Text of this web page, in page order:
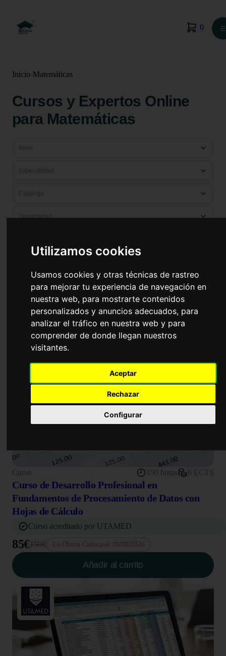
Utilizamos cookies
Usamos cookies y otras técnicas de rastreo
para mejorar tu experiencia de navegación en
nuestra web, para mostrarte contenidos
personalizados y anuncios adecuados, para
analizar el tráfico en nuestra web y para
comprender de donde llegan nuestros
visitantes.
Aceptar
Rechazar
Configurar
0 ☰
Inicio ›Matemáticas
Cursos y Expertos Online
para Matemáticas
Especialidad
Catálogo
Universidad
Formación puntuable para OPEs
docentes y bolsas de empleo en
Matemáticas
Curso 150 horas 6 ECTS
Curso de Desarrollo Profesional en
Fundamentos de Procesamiento de Datos con
Hojas de Cálculo
Curso acreditado por UTAMED
85€150€ La Oferta Caduca el 10/08/2026
Añadir al carrito